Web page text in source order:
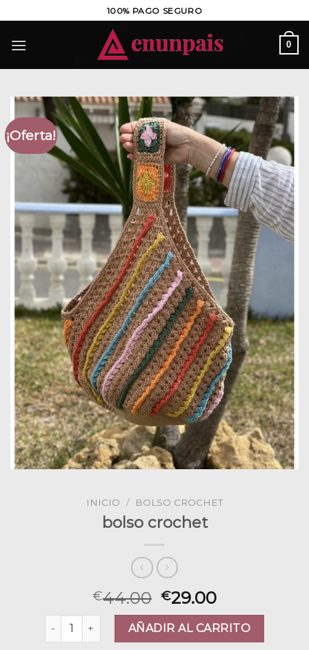
al
contenido
100% PAGO SEGURO
0
¡Oferta!
INICIO / BOLSO CROCHET
bolso crochet
€44.00 €29.00
bolso crochet cantidadAÑADIR AL CARRITO